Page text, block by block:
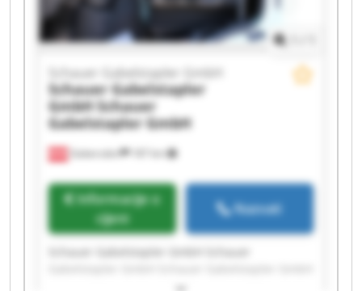
Gabersdorf 187 km
Schauer Gabelstapler GmbH
Schauer Gabelstapler
GmbH Schauer
Gabelstapler GmbH
Informacije o
cijeni
Nazvati
Schauer Gabelstapler GmbH Schauer
Schauer Gabelstapler GmbH Schauer